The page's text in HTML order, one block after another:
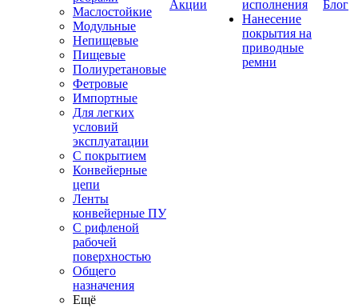
Маслостойкие
Модульные
Непищевые
Пищевые
Полиуретановые
Фетровые
Импортные
Для легких
условий
эксплуатации
С покрытием
Конвейерные
цепи
Ленты
конвейерные ПУ
С рифленой
рабочей
поверхностью
Общего
назначения
Ещё
Акции
исполнения
Нанесение
покрытия на
приводные
ремни
Блог